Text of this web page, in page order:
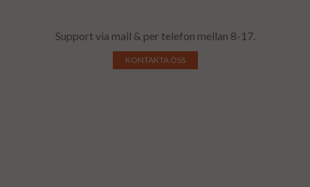
Support via mail & per telefon mellan 8-17.
KONTAKTA OSS